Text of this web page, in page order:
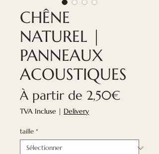
CHÊNE
NATUREL |
PANNEAUX
ACOUSTIQUES
À partir de 2,50€Prix
TVA Incluse | Delivery
taille *